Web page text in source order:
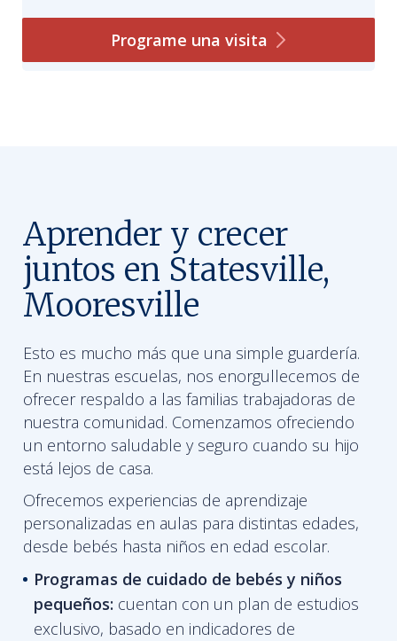
Programe una visita
Aprender y crecer
juntos en Statesville,
Mooresville
Esto es mucho más que una simple guardería.
En nuestras escuelas, nos enorgullecemos de
ofrecer respaldo a las familias trabajadoras de
nuestra comunidad. Comenzamos ofreciendo
un entorno saludable y seguro cuando su hijo
está lejos de casa.
Ofrecemos experiencias de aprendizaje
personalizadas en aulas para distintas edades,
desde bebés hasta niños en edad escolar.
Programas de cuidado de bebés y niños
pequeños: cuentan con un plan de estudios
exclusivo, basado en indicadores de